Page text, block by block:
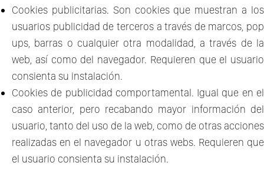
Cookies publicitarias. Son cookies que muestran a los
usuarios publicidad de terceros a través de marcos, pop
ups, barras o cualquier otra modalidad, a través de la
web, así como del navegador. Requieren que el usuario
consienta su instalación.
Cookies de publicidad comportamental. Igual que en el
caso anterior, pero recabando mayor información del
usuario, tanto del uso de la web, como de otras acciones
realizadas en el navegador u otras webs. Requieren que
el usuario consienta su instalación.